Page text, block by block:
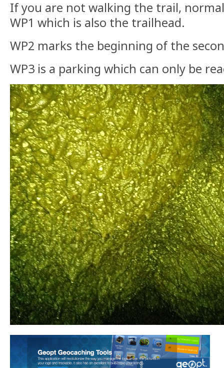
If you are not walking the trail,
WP1 which is also the trailhead.
WP2 marks the beginning of the
WP3 is a parking which can only be